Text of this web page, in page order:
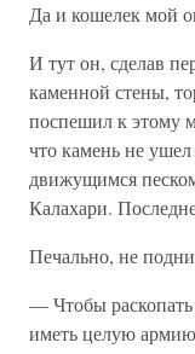
Да и кошелек мой
И тут он, сделав
каменной стены,
поспешил к этому
что камень не
движущимся
Калахари.
Печально, не
— Чтобы раскопать
иметь целую